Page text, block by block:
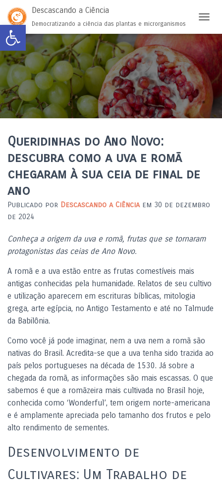
Abrir a barra de ferramentas
Descascando a Ciência
Democratizando a ciência das plantas e microrganismos
Queridinhas do Ano Novo:
descubra como a uva e romã
chegaram à sua ceia de final de
ano
Publicado por Descascando a Ciênciaem 30 de dezembro
de 2024
Conheça a origem da uva e romã, frutas que se tornaram
protagonistas das ceias de Ano Novo.
A romã e a uva estão entre as frutas comestíveis mais
antigas conhecidas pela humanidade. Relatos de seu cultivo
e utilização aparecem em escrituras bíblicas, mitologia
grega, arte egípcia, no Antigo Testamento e até no Talmude
da Babilônia.
Como você já pode imaginar, nem a uva nem a romã são
nativas do Brasil. Acredita-se que a uva tenha sido trazida ao
país pelos portugueses na década de 1530. Já sobre a
chegada da romã, as informações são mais escassas. O que
sabemos é que a romãzeira mais cultivada no Brasil hoje,
conhecida como ‘Wonderful’, tem origem norte-americana
e é amplamente apreciada pelo tamanho dos frutos e pelo
alto rendimento de sementes.
Desenvolvimento de
Cultivares: Um Trabalho de